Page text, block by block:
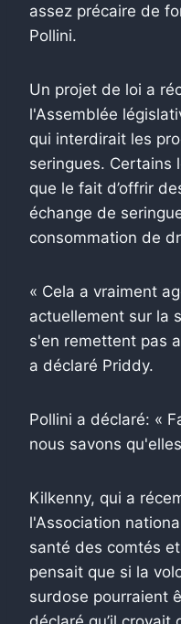
assez précaire de
Pollini.
Un projet de loi a
l'Assemblée
qui interdirait les
seringues. Certains
que le fait d’offrir
échange de
consommation de
« Cela a vraiment
actuellement sur la
s'en remettent pas
a déclaré Priddy.
Pollini a déclaré: «
nous savons
Kilkenny, qui a
l'Association
santé des comtés
pensait que si la
surdose pourraient